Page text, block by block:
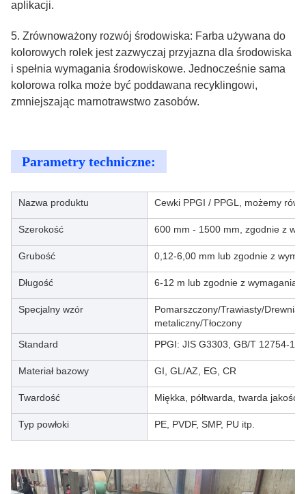
aplikacji.
5. Zrównoważony rozwój środowiska: Farba używana do
kolorowych rolek jest zazwyczaj przyjazna dla środowiska
i spełnia wymagania środowiskowe. Jednocześnie sama
kolorowa rolka może być poddawana recyklingowi,
zmniejszając marnotrawstwo zasobów.
Parametry techniczne:
Nazwa produktu Cewki PPGI / PPGL, możemy
Szerokość 600 mm - 1500 mm, zgodnie z
Grubość 0,12-6,00 mm lub zgodnie z
Długość 6-12 m lub zgodnie z
Specjalny wzór
Pomarszczony/Trawiasty/
metaliczny/Tłoczony
Standard
PPGI: JIS G3303, GB/T 12754-
Materiał bazowy GI, GL/AZ, EG, CR
Twardość Miękka, półtwarda, twarda jakość
Typ powłoki PE, PVDF, SMP, PU itp.